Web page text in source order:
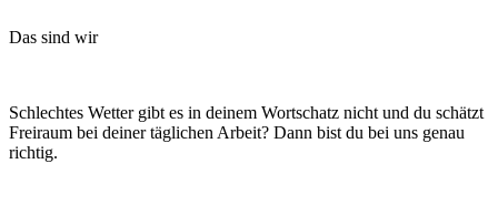
Das sind wir
Schlechtes Wetter gibt es in deinem Wortschatz nicht und du schätzt
Freiraum bei deiner täglichen Arbeit? Dann bist du bei uns genau
richtig.